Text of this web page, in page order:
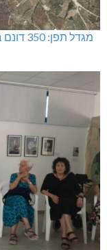
מגדל תפן: 350 דונם במתחם חדש